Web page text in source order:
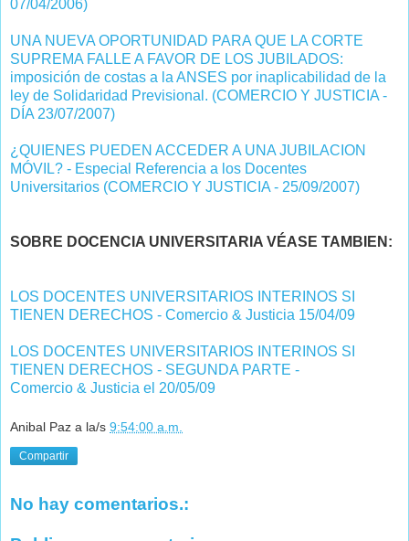
07/04/2006)
UNA NUEVA OPORTUNIDAD PARA QUE LA CORTE
SUPREMA FALLE A FAVOR DE LOS JUBILADOS:
imposición de costas a la ANSES por inaplicabilidad de la
ley de Solidaridad Previsional. (COMERCIO Y JUSTICIA -
DÍA 23/07/2007)
¿QUIENES PUEDEN ACCEDER A UNA JUBILACION
MÓVIL? - Especial Referencia a los Docentes
Universitarios (COMERCIO Y JUSTICIA - 25/09/2007)
SOBRE DOCENCIA UNIVERSITARIA VÉASE TAMBIEN:
LOS DOCENTES UNIVERSITARIOS INTERINOS SI
TIENEN DERECHOS - Comercio & Justicia 15/04/09
LOS DOCENTES UNIVERSITARIOS INTERINOS SI
TIENEN DERECHOS - SEGUNDA PARTE -
Comercio & Justicia el 20/05/09
Anibal Paz a la/s 9:54:00 a.m.
Compartir
No hay comentarios.: